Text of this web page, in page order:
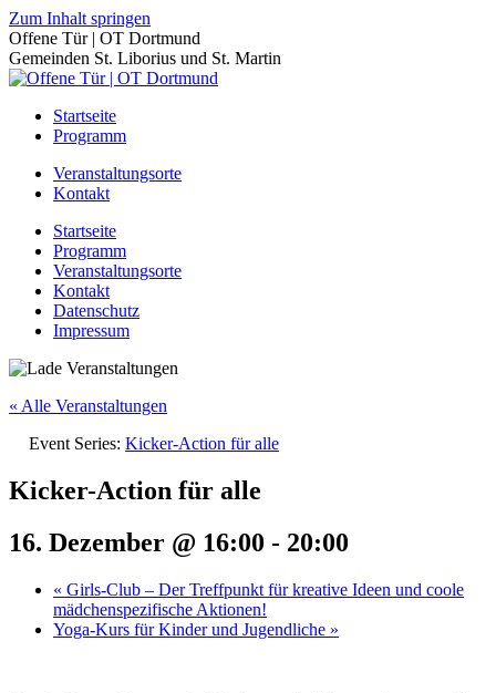
Zum Inhalt springen
Offene Tür | OT Dortmund
Gemeinden St. Liborius und St. Martin
Startseite
Programm
Veranstaltungsorte
Kontakt
Startseite
Programm
Veranstaltungsorte
Kontakt
Datenschutz
Impressum
« Alle Veranstaltungen
Event Series: Kicker-Action für alle
Kicker-Action für alle
16. Dezember @ 16:00 - 20:00
« Girls-Club – Der Treffpunkt für kreative Ideen und coole
mädchenspezifische Aktionen!
Yoga-Kurs für Kinder und Jugendliche »